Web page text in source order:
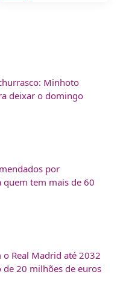
Minhoto
deixar o domingo
por
tem mais de 60
o Real Madrid até 2032
20 milhões de euros